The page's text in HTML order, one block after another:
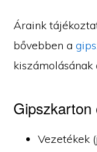
Áraink
bővebben a
kiszámolásának
Gipszkarton
Vezetékek